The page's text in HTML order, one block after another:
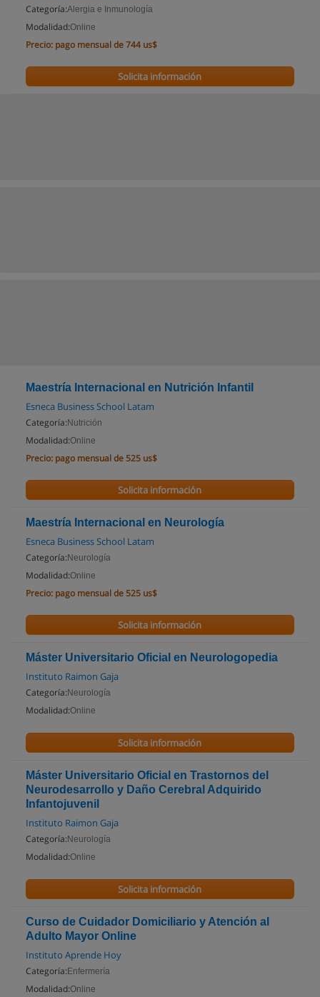
Categoría:Alergia e Inmunología
Modalidad:Online
Precio: pago mensual de 744 us$
Solicita información
Maestría Internacional en Nutrición Infantil
Esneca Business School Latam
Categoría: Nutrición
Modalidad:Online
Precio: pago mensual de 525 us$
Solicita información
Maestría Internacional en Neurología
Esneca Business School Latam
Categoría: Neurología
Modalidad:Online
Precio: pago mensual de 525 us$
Solicita información
Máster Universitario Oficial en Neurologopedia
Instituto Raimon Gaja
Categoría: Neurología
Modalidad:Online
Solicita información
Máster Universitario Oficial en Trastornos del
Neurodesarrollo y Daño Cerebral Adquirido
Infantojuvenil
Instituto Raimon Gaja
Categoría: Neurología
Modalidad:Online
Solicita información
Curso de Cuidador Domiciliario y Atención al
Adulto Mayor Online
Instituto Aprende Hoy
Categoría: Enfermería
Modalidad:Online